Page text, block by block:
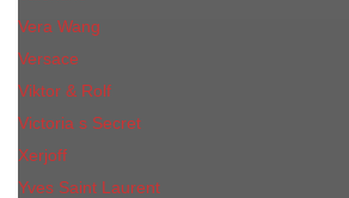
Vera Wang
Versace
Viktor & Rolf
Victoria s Secret
Xerjoff
Yves Saint Laurent